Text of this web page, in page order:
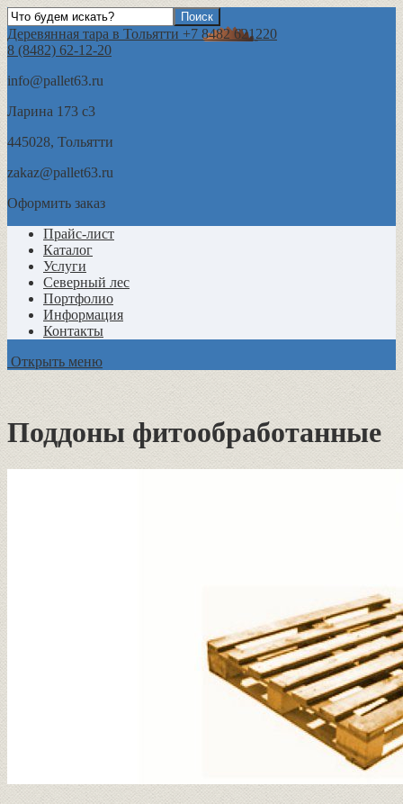
Деревянная тара в Тольятти +7 8482 621220
8 (8482) 62-12-20
info@pallet63.ru
Ларина 173 с3
445028, Тольятти
zakaz@pallet63.ru
Оформить заказ
Прайс-лист
Каталог
Услуги
Северный лес
Портфолио
Информация
Контакты
Открыть меню
Поддоны фитообработанные